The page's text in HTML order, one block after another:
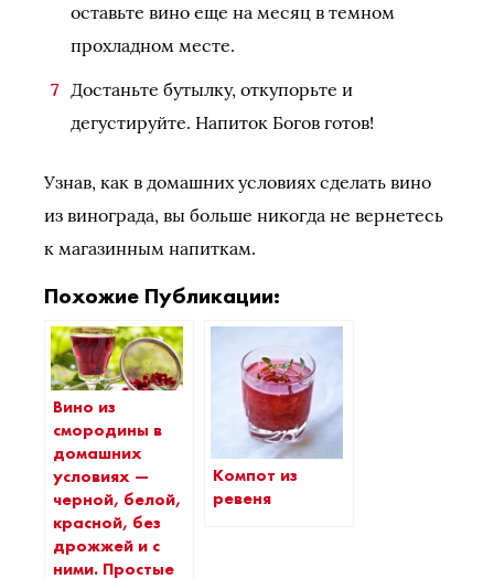
оставьте вино еще на месяц в темном
прохладном месте.
Достаньте бутылку, откупорьте и
дегустируйте. Напиток Богов готов!
Узнав, как в домашних условиях сделать вино
из винограда, вы больше никогда не вернетесь
к магазинным напиткам.
Похожие Публикации:
Вино из
смородины в
домашних
условиях —
черной, белой,
красной, без
дрожжей и с
ними. Простые
Компот из
ревеня